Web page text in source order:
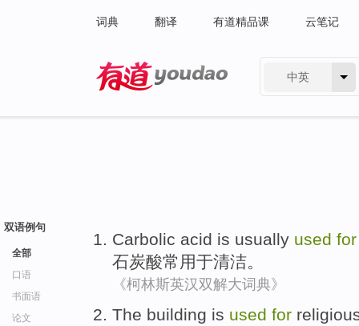
词典 翻译 有道精品课 云笔记
中英
双语例句
全部
口语
书面语
论文
Carbolic acid is usually used for
石炭酸常 用于清洁。
《柯林斯英汉双解大词典》
The building is used for